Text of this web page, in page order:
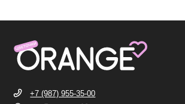
ежедневно, 08:00 — 01:00
б-р Засамарская Слобода, 7
ежедневно, 09:00 — 21:00